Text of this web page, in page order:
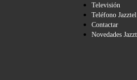
Televisión
Teléfono Jazztel
Contactar
Novedades